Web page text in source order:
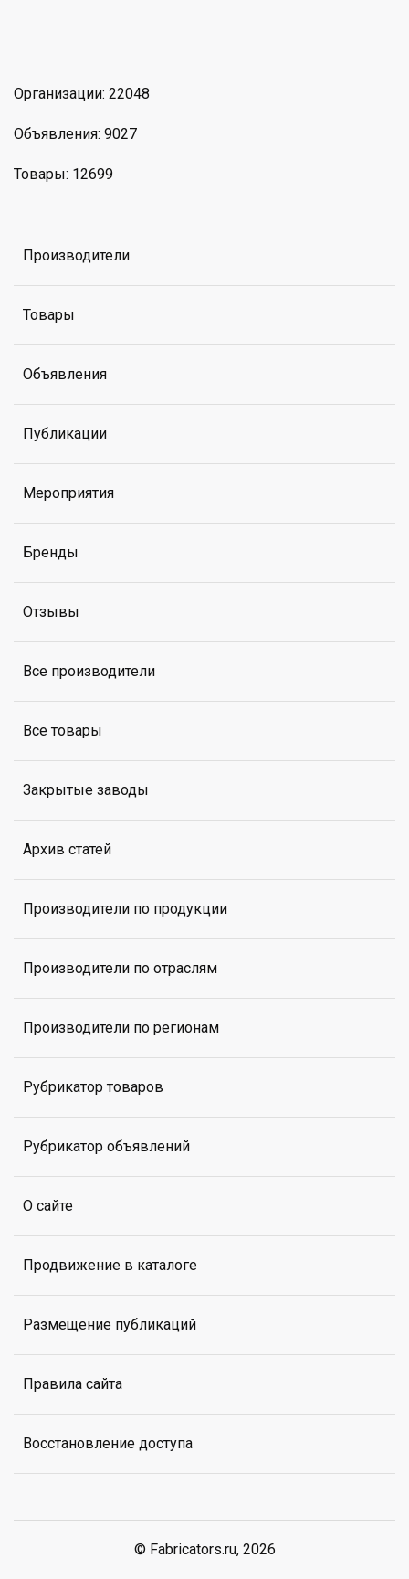
Организации: 22048
Объявления: 9027
Товары: 12699
Производители
Товары
Объявления
Публикации
Мероприятия
Бренды
Отзывы
Все производители
Все товары
Закрытые заводы
Архив статей
Производители по продукции
Производители по отраслям
Производители по регионам
Рубрикатор товаров
Рубрикатор объявлений
О сайте
Продвижение в каталоге
Размещение публикаций
Правила сайта
Восстановление доступа
© Fabricators.ru, 2026